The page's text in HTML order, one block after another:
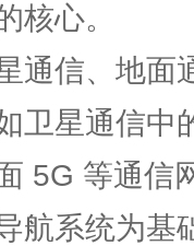
核心。
通信、地面
卫星通信中
5G 等通信
航系统为基